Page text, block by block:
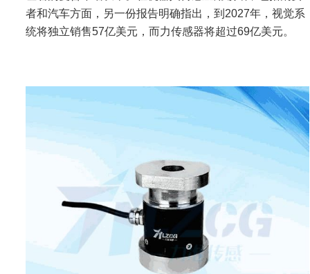
者和汽车方面，另一份报告明确指出，到2027年，视觉系
统将独立销售57亿美元，而力传感器将超过69亿美元。